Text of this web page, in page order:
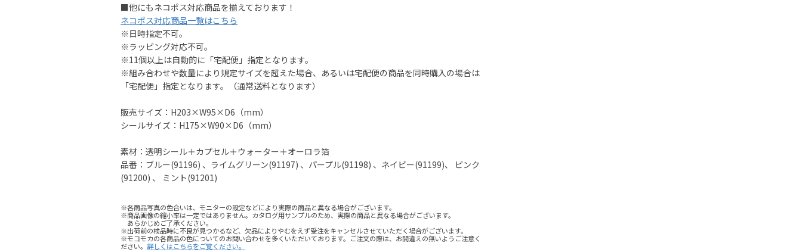
■他にもネコポス対応商品を揃えております！
ネコポス対応商品一覧はこちら
※日時指定不可。
※ラッピング対応不可。
※11個以上は自動的に「宅配便」指定となります。
※組み合わせや数量により規定サイズを超えた場合、あるいは宅配便の商品を同時購入の場合は
「宅配便」指定となります。（通常送料となります）
販売サイズ：H203×W95×D6（mm）
シールサイズ：H175×W90×D6（mm）
素材：透明シール＋カプセル＋ウォーター＋オーロラ箔
品番：ブルー(91196) 、ライムグリーン(91197) 、パープル(91198) 、ネイビー(91199)、 ピンク
(91200) 、 ミント(91201)
※各商品写真の色合いは、モニターの設定などにより実際の商品と異なる場合がございます。
※商品画像の縮小率は一定ではありません。カタログ用サンプルのため、実際の商品と異なる場合がございます。
あらかじめご了承ください。
※出荷前の検品時に不良が見つかるなど、欠品によりやむをえず受注をキャンセルさせていただく場合がございます。
※モコモカの各商品の色についてのお問い合わせを多くいただいております。ご注文の際は、お間違えの無いようご注意く
ださい。 詳しくはこちらをご覧ください。